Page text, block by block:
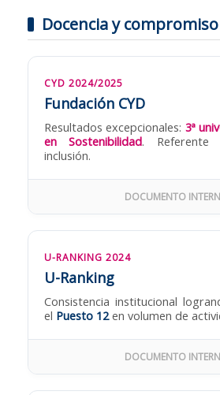
Docencia y
CYD 2024/2025
Fundación CYD
Resultados excepcionales: 3ª
en Sostenibilidad. Referente
inclusión.
DOCUMENTO
U-RANKING 2024
U-Ranking
Consistencia institucional
el Puesto 12en volumen de
DOCUMENTO